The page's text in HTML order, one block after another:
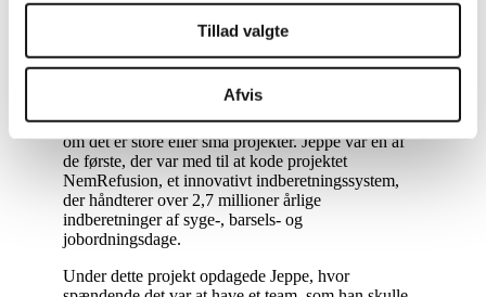
Tillad valgte
Afvis
Edora skaber muligheder – muligheder for at arbejde
med de nyeste teknologier og muligheder for
personlig udvikling. De muligheder, som Jeppe har
til arbejdet og afspejler hans engagement og
menneskelige tilgang til at arbejde med IT, uanset
om det er store eller små projekter. Jeppe var en af
de første, der var med til at kode projektet
NemRefusion, et innovativt indberetningssystem,
der håndterer over 2,7 millioner årlige
indberetninger af syge-, barsels- og
jobordningsdage.
Under dette projekt opdagede Jeppe, hvor